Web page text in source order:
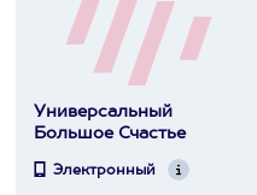
Универсальный
Большое Счастье
Электронный